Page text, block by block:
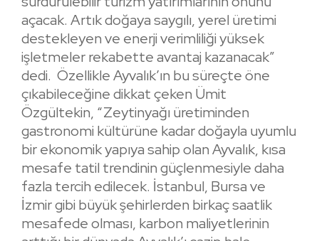
açacak. Artık doğaya saygılı, yerel üretimi
destekleyen ve enerji verimliliği yüksek
işletmeler rekabette avantaj kazanacak”
dedi. Özellikle Ayvalık’ın bu süreçte öne
çıkabileceğine dikkat çeken Ümit
Özgültekin, “Zeytinyağı üretiminden
gastronomi kültürüne kadar doğayla uyumlu
bir ekonomik yapıya sahip olan Ayvalık, kısa
mesafe tatil trendinin güçlenmesiyle daha
fazla tercih edilecek. İstanbul, Bursa ve
İzmir gibi büyük şehirlerden birkaç saatlik
mesafede olması, karbon maliyetlerinin